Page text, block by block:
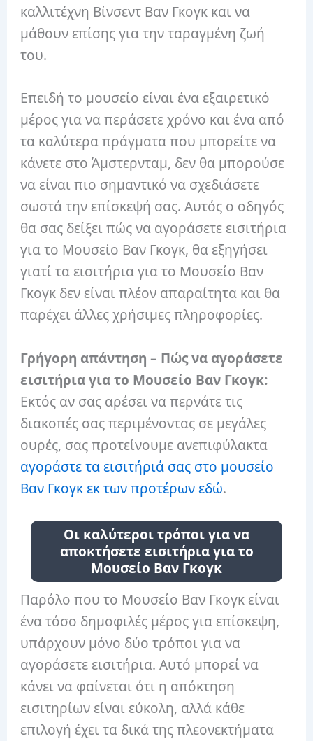
καλλιτέχνη Βίνσεντ Βαν Γκογκ και να
μάθουν επίσης για την ταραγμένη ζωή
του.
Επειδή το μουσείο είναι ένα εξαιρετικό
μέρος για να περάσετε χρόνο και ένα από
τα καλύτερα πράγματα που μπορείτε να
κάνετε στο Άμστερνταμ, δεν θα μπορούσε
να είναι πιο σημαντικό να σχεδιάσετε
σωστά την επίσκεψή σας. Αυτός ο οδηγός
θα σας δείξει πώς να αγοράσετε εισιτήρια
για το Μουσείο Βαν Γκογκ, θα εξηγήσει
γιατί τα εισιτήρια για το Μουσείο Βαν
Γκογκ δεν είναι πλέον απαραίτητα και θα
παρέχει άλλες χρήσιμες πληροφορίες.
Γρήγορη απάντηση – Πώς να αγοράσετε
εισιτήρια για το Μουσείο Βαν Γκογκ:
Εκτός αν σας αρέσει να περνάτε τις
διακοπές σας περιμένοντας σε μεγάλες
ουρές, σας προτείνουμε ανεπιφύλακτα
αγοράστε τα εισιτήριά σας στο μουσείο
Βαν Γκογκ εκ των προτέρων εδώ.
Οι καλύτεροι τρόποι για να
αποκτήσετε εισιτήρια για το
Μουσείο Βαν Γκογκ
Παρόλο που το Μουσείο Βαν Γκογκ είναι
ένα τόσο δημοφιλές μέρος για επίσκεψη,
υπάρχουν μόνο δύο τρόποι για να
αγοράσετε εισιτήρια. Αυτό μπορεί να
κάνει να φαίνεται ότι η απόκτηση
εισιτηρίων είναι εύκολη, αλλά κάθε
επιλογή έχει τα δικά της πλεονεκτήματα